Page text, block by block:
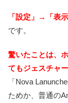
「設定」→「表
です。
驚いたことは、
てもジェスチャ
「Nova
ためか、普通の